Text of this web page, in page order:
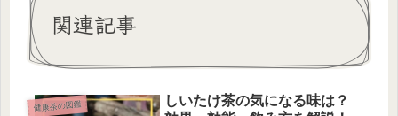
関連記事
健康茶の図鑑
しいたけ茶の気になる味は？